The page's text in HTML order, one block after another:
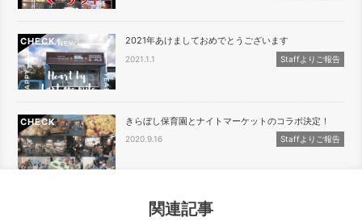
CHECK 2021年あけましておめでとうございます
2021.1.1 Staffよりご報告
CHECK きらぼし保育園とナイトマーケットのコラボ決定！
2020.9.16 Staffよりご報告
関連記事